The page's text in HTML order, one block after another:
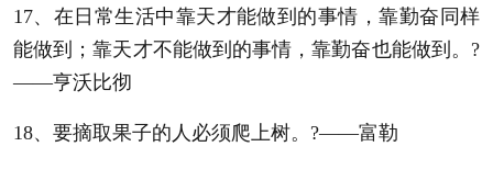
17、在日常生活中靠天才能做到的事情，靠勤奋同样
能做到；靠天才不能做到的事情，靠勤奋也能做到。?
——亨沃比彻
18、要摘取果子的人必须爬上树。?——富勒